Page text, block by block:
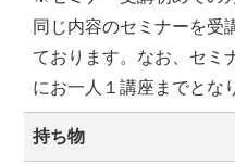
同じ内容のセミナーを受
ております。なお、セミ
にお一人１講座までとな
持ち物